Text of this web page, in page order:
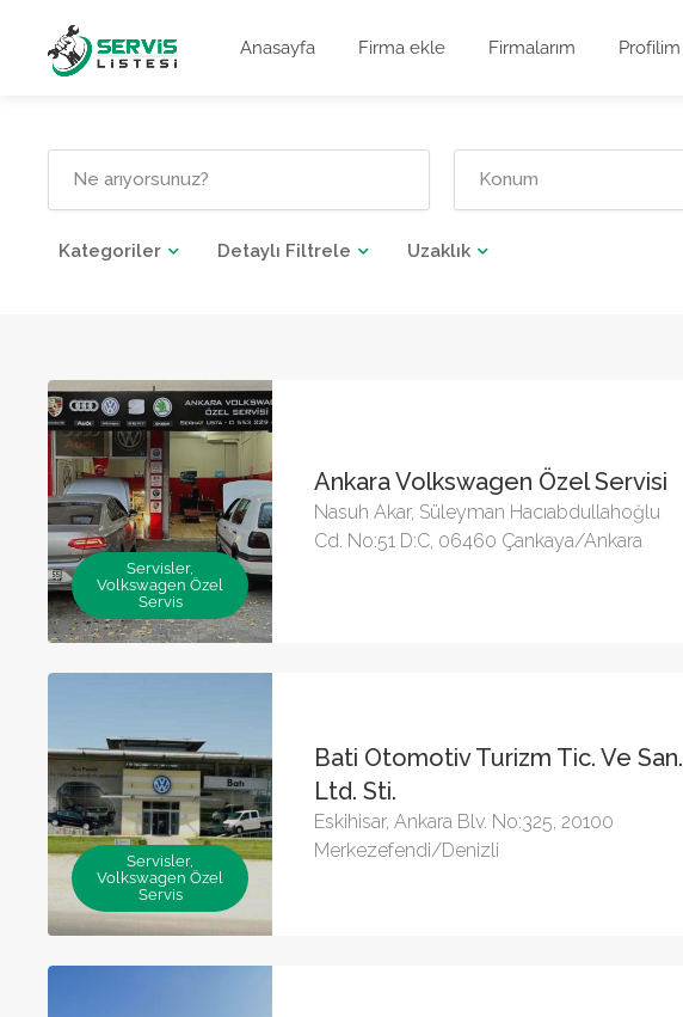
Anasayfa Firma ekle Firmalarım Profilim
Kategoriler Detaylı Filtrele Uzaklık
Servisler,
Volkswagen Özel
Servis
Ankara Volkswagen Özel Servisi
Nasuh Akar, Süleyman Hacıabdullahoğlu
Cd. No:51 D:C, 06460 Çankaya/Ankara
Servisler,
Volkswagen Özel
Servis
Bati Otomotiv Turizm Tic. Ve San.
Ltd. Sti.
Eskihisar, Ankara Blv. No:325, 20100
Merkezefendi/Denizli